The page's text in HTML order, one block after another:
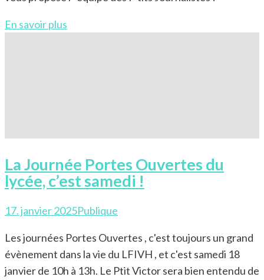
En savoir plus
La Journée Portes Ouvertes du
lycée, c’est samedi !
17. janvier 2025Publique
Les journées Portes Ouvertes , c'est toujours un grand
évènement dans la vie du LFIVH , et c'est samedi 18
janvier de 10h à 13h. Le Ptit Victor sera bien entendu de